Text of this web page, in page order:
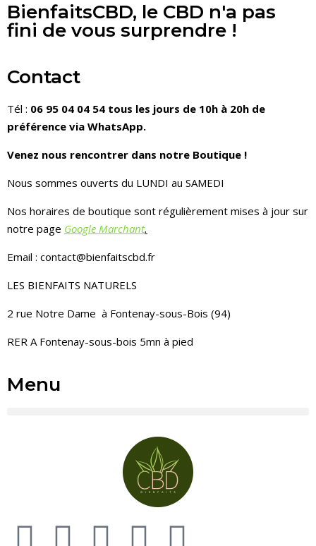
BienfaitsCBD, le CBD n'a pas
fini de vous surprendre !
Contact
Tél : 06 95 04 04 54 tous les jours de 10h à 20h de
préférence via WhatsApp.
Venez nous rencontrer dans notre Boutique !
Nous sommes ouverts du LUNDI au SAMEDI
Nos horaires de boutique sont régulièrement mises à jour sur
notre page Google Marchant.
Email : contact@bienfaitscbd.fr
LES BIENFAITS NATURELS
2 rue Notre Dame à Fontenay-sous-Bois (94)
RER A Fontenay-sous-bois 5mn à pied
Menu